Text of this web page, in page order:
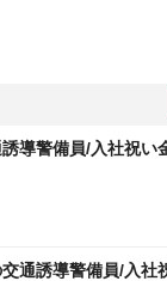
導警備員/入社祝い
通誘導警備員/入社